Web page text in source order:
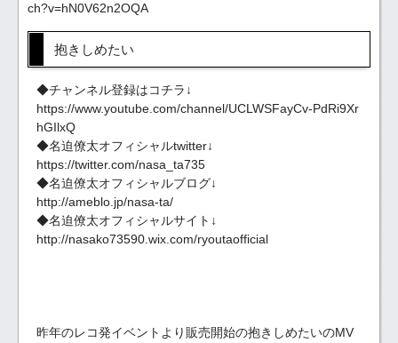
ch?v=hN0V62n2OQA
抱きしめたい
◆チャンネル登録はコチラ↓
https://www.youtube.com/channel/UCLWSFayCv-PdRi9Xr
hGIlxQ
◆名迫僚太オフィシャルtwitter↓
https://twitter.com/nasa_ta735
◆名迫僚太オフィシャルブログ↓
http://ameblo.jp/nasa-ta/
◆名迫僚太オフィシャルサイト↓
http://nasako73590.wix.com/ryoutaofficial
昨年のレコ発イベントより販売開始の抱きしめたいのMV